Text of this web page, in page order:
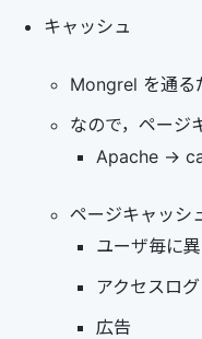
キャッシュ
Mongrel を通る
なので，ページ
Apache ->
ページキャッシ
ユーザ毎に
アクセスログ
広告